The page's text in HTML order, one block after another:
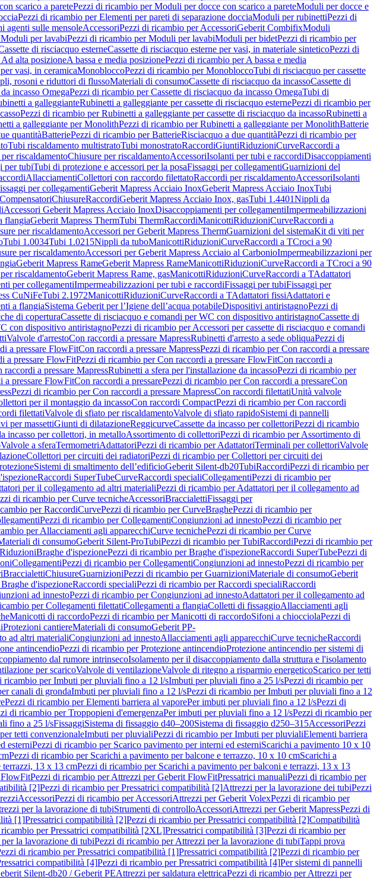
scarico a paretePezzi di ricambio per Moduli per docce con scarico a pareteModuli per docce e
Pezzi di ricambio per Elementi per pareti di separazione docciaModuli per rubinettiPezzi di
agenti sulle mensoleAccessoriPezzi di ricambio per AccessoriGeberit CombifixModuli
Moduli per lavabiPezzi di ricambio per Moduli per lavabiModuli per bidetPezzi di ricambio per
di risciacquo esterneCassette di risciacquo esterne per vasi, in materiale sinteticoPezzi di
alta posizioneA bassa e media posizionePezzi di ricambio per A bassa e media
vasi, in ceramicaMonobloccoPezzi di ricambio per MonobloccoTubi di risciacquo per cassette
rosoni e riduttori di flussoMateriali di consumoCassette di risciacquo da incassoCassette di
incasso OmegaPezzi di ricambio per Cassette di risciacquo da incasso OmegaTubi di
a galleggianteRubinetti a galleggiante per cassette di risciacquo esternePezzi di ricambio per
Pezzi di ricambio per Rubinetti a galleggiante per cassette di risciacquo da incassoRubinetti a
a galleggiante per MonolithPezzi di ricambio per Rubinetti a galleggiante per MonolithBatterie
quantitàBatteriePezzi di ricambio per BatterieRisciacquo a due quantitàPezzi di ricambio per
Tubi riscaldamento multistratoTubi monostratoRaccordiGiuntiRiduzioniCurveRaccordi a
riscaldamentoChiusure per riscaldamentoAccessoriIsolanti per tubi e raccordiDisaccoppiamenti
per tubiTubi di protezione e accessori per la posaFissaggi per collegamentiGuarnizioni del
AllacciamentiCollettori con raccordo filettatoRaccordi per riscaldamentoAccessoriIsolanti
per collegamentiGeberit Mapress Acciaio InoxGeberit Mapress Acciaio InoxTubi
CompensatoriChiusureRaccordiGeberit Mapress Acciaio Inox, gasTubi 1.4401Nippli da
Accessori Geberit Mapress Acciaio InoxDisaccoppiamenti per collegamentiImpermeabilizzazioni
flangiaGeberit Mapress ThermTubi ThermRaccordiManicottiRiduzioniCurveRaccordi a
per riscaldamentoAccessori per Geberit Mapress ThermGuarnizioni del sistemaKit di viti per
Tubi 1.0034Tubi 1.0215Nippli da tuboManicottiRiduzioniCurveRaccordi a TCroci a 90
per riscaldamentoAccessori per Geberit Mapress Acciaio al CarbonioImpermeabilizzazioni per
Geberit Mapress RameGeberit Mapress RameManicottiRiduzioniCurveRaccordi a TCroci a 90
riscaldamentoGeberit Mapress Rame, gasManicottiRiduzioniCurveRaccordi a TAdattatori
per collegamentiImpermeabilizzazioni per tubi e raccordiFissaggi per tubiFissaggi per
CuNiFeTubi 2.1972ManicottiRiduzioniCurveRaccordi a TAdattatori fissiAdattatori e
a flangiaSistema Geberit per l’Igiene dell’acqua potabileDispositivi antiristagnoPezzi di
di coperturaCassette di risciacquo e comandi per WC con dispositivo antiristagnoCassette di
con dispositivo antiristagnoPezzi di ricambio per Accessori per cassette di risciacquo e comandi
Valvole d'arrestoCon raccordi a pressare MapressRubinetti d'arresto a sede obliquaPezzi di
a pressare FlowFitCon raccordi a pressare MapressPezzi di ricambio per Con raccordi a pressare
a pressare FlowFitPezzi di ricambio per Con raccordi a pressare FlowFitCon raccordi a
a pressare MapressRubinetti a sfera per l'installazione da incassoPezzi di ricambio per
a pressare FlowFitCon raccordi a pressarePezzi di ricambio per Con raccordi a pressareCon
Pezzi di ricambio per Con raccordi a pressare MapressCon raccordi filettatiUnità valvole
per il montaggio da incassoCon raccordi CompactPezzi di ricambio per Con raccordi
filettatiValvole di sfiato per riscaldamentoValvole di sfiato rapidoSistemi di pannelli
per massettiGiunti di dilatazioneReggicurveCassette da incasso per collettoriPezzi di ricambio
incasso per collettori, in metalloAssortimento di collettoriPezzi di ricambio per Assortimento di
Valvole a sferaTermometriAdattatoriPezzi di ricambio per AdattatoriTerminali per collettoriValvole
Collettori per circuiti dei radiatoriPezzi di ricambio per Collettori per circuiti dei
Sistemi di smaltimento dell’edificioGeberit Silent-db20TubiRaccordiPezzi di ricambio per
Raccordi SuperTubeCurveRaccordi specialiCollegamentiPezzi di ricambio per
per il collegamento ad altri materialiPezzi di ricambio per Adattatori per il collegamento ad
di ricambio per Curve tecnicheAccessoriBraccialettiFissaggi per
per RaccordiCurvePezzi di ricambio per CurveBraghePezzi di ricambio per
Pezzi di ricambio per CollegamentiCongiunzioni ad innestoPezzi di ricambio per
per Allacciamenti agli apparecchiCurve tecnichePezzi di ricambio per Curve
di consumoGeberit Silent-ProTubiPezzi di ricambio per TubiRaccordiPezzi di ricambio per
Braghe d'ispezionePezzi di ricambio per Braghe d'ispezioneRaccordi SuperTubePezzi di
CollegamentiPezzi di ricambio per CollegamentiCongiunzioni ad innestoPezzi di ricambio per
BraccialettiChiusureGuarnizioniPezzi di ricambio per GuarnizioniMateriale di consumoGeberit
d'ispezioneRaccordi specialiPezzi di ricambio per Raccordi specialiRaccordi
ad innestoPezzi di ricambio per Congiunzioni ad innestoAdattatori per il collegamento ad
per Collegamenti filettatiCollegamenti a flangiaColletti di fissaggioAllacciamenti agli
Manicotti di raccordoPezzi di ricambio per Manicotti di raccordoSifoni a chiocciolaPezzi di
Protezioni cantiereMateriali di consumoGeberit PP-
ad altri materialiCongiunzioni ad innestoAllacciamenti agli apparecchiCurve tecnicheRaccordi
antincendioPezzi di ricambio per Protezione antincendioProtezione antincendio per sistemi di
dal rumore intrinsecoIsolamento per il disaccoppiamento dalla struttura e l'isolamento
per scaricoValvole di ventilazioneValvole di ritegno a risparmio energeticoScarico per tetti
ricambio per Imbuti per pluviali fino a 12 l/sImbuti per pluviali fino a 25 l/sPezzi di ricambio per
canali di grondaImbuti per pluviali fino a 12 l/sPezzi di ricambio per Imbuti per pluviali fino a 12
Pezzi di ricambio per Elementi barriera al vaporePer imbuti per pluviali fino a 12 l/sPezzi di
di ricambio per Troppopieni d'emergenzaPer imbuti per pluviali fino a 12 l/sPezzi di ricambio per
fino a 25 l/sFissaggiSistema di fissaggio d40–200Sistema di fissaggio d250–315AccessoriPezzi
tetti convenzionaleImbuti per pluvialiPezzi di ricambio per Imbuti per pluvialiElementi barriera
esterniPezzi di ricambio per Scarico pavimento per interni ed esterniScarichi a pavimento 10 x 10
Pezzi di ricambio per Scarichi a pavimento per balcone e terrazzo, 10 x 10 cmScarichi a
terrazzi, 13 x 13 cmPezzi di ricambio per Scarichi a pavimento per balconi e terrazzi, 13 x 13
FlowFitPezzi di ricambio per Attrezzi per Geberit FlowFitPressatrici manualiPezzi di ricambio per
[2]Pezzi di ricambio per Pressatrici compatibilità [2]Attrezzi per la lavorazione dei tubiPezzi
AccessoriPezzi di ricambio per AccessoriAttrezzi per Geberit VolexPezzi di ricambio per
per la lavorazione di tubiStrumenti di controlloAccessoriAttrezzi per Geberit MapressPezzi di
[1]Pressatrici compatibilità [2]Pezzi di ricambio per Pressatrici compatibilità [2]Compatibilità
per Pressatrici compatibilità [2XL]Pressatrici compatibilità [3]Pezzi di ricambio per
la lavorazione di tubiPezzi di ricambio per Attrezzi per la lavorazione di tubiTappi prova
di ricambio per Pressatrici compatibilità [1]Pressatrici compatibilità [2]Pezzi di ricambio per
compatibilità [4]Pezzi di ricambio per Pressatrici compatibilità [4]Per sistemi di pannelli
Silent-db20 / Geberit PEAttrezzi per saldatura elettricaPezzi di ricambio per Attrezzi per